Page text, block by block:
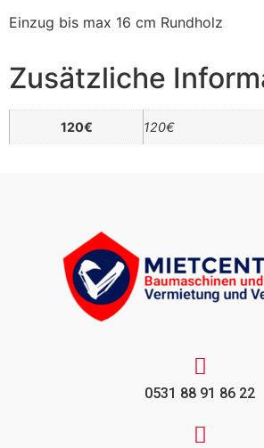
Einzug bis max 16 cm Rundholz
Zusätzliche
120€ 120€
0531 88 91 86 22